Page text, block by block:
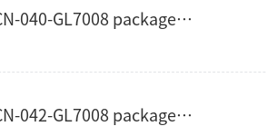
GP-PCN-040-GL7008 package change and EB pixel change - 20241023
GP-PCN-042-GL7008 package change and EB pixel change - 20241023